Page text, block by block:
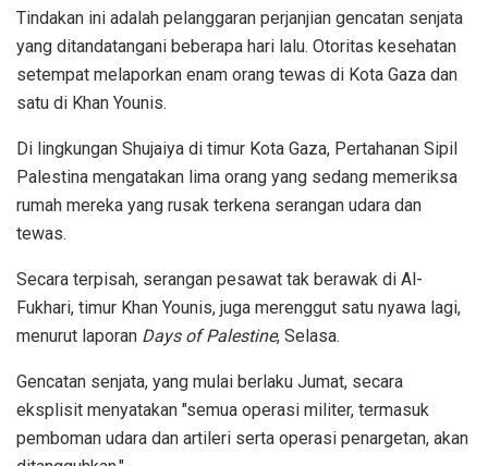
Tindakan ini adalah pelanggaran perjanjian gencatan senjata
yang ditandatangani beberapa hari lalu. Otoritas kesehatan
setempat melaporkan enam orang tewas di Kota Gaza dan
satu di Khan Younis.
Di lingkungan Shujaiya di timur Kota Gaza, Pertahanan Sipil
Palestina mengatakan lima orang yang sedang memeriksa
rumah mereka yang rusak terkena serangan udara dan
tewas.
Secara terpisah, serangan pesawat tak berawak di Al-
Fukhari, timur Khan Younis, juga merenggut satu nyawa lagi,
menurut laporan Days of Palestine, Selasa.
Gencatan senjata, yang mulai berlaku Jumat, secara
eksplisit menyatakan "semua operasi militer, termasuk
pemboman udara dan artileri serta operasi penargetan, akan